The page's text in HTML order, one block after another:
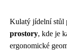
Kulatý jídelní stůl
prostory, kde je
ergonomické